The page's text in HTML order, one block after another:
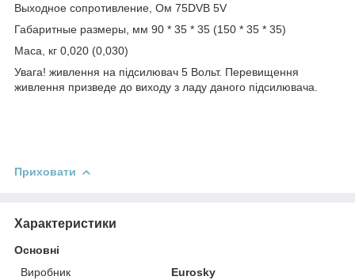
Выходное сопротивление, Ом 75DVB 5V
Габаритные размеры, мм 90 * 35 * 35 (150 * 35 * 35)
Маса, кг 0,020 (0,030)
Увага! живлення на підсилювач 5 Вольт. Перевищення
живлення призведе до виходу з ладу даного підсилювача.
Приховати
Характеристики
Основні
Виробник
Eurosky